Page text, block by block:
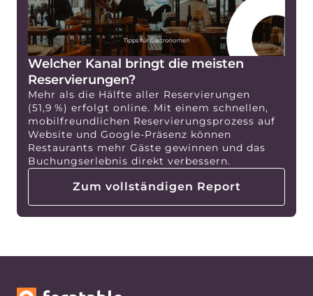
Welcher Kanal bringt die meisten
Reservierungen?
Mehr als die Hälfte aller Reservierungen
(51,9 %) erfolgt online. Mit einem schnellen,
mobilfreundlichen Reservierungsprozess auf
Website und Google-Präsenz können
Restaurants mehr Gäste gewinnen und das
Buchungserlebnis direkt verbessern.
Zum vollständigen Report